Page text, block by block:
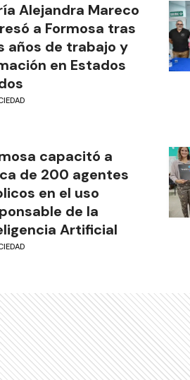
Alejandra Mareco
a Formosa tras
años de trabajo y
en Estados
capacitó a
de 200 agentes
en el uso
de la
Artificial